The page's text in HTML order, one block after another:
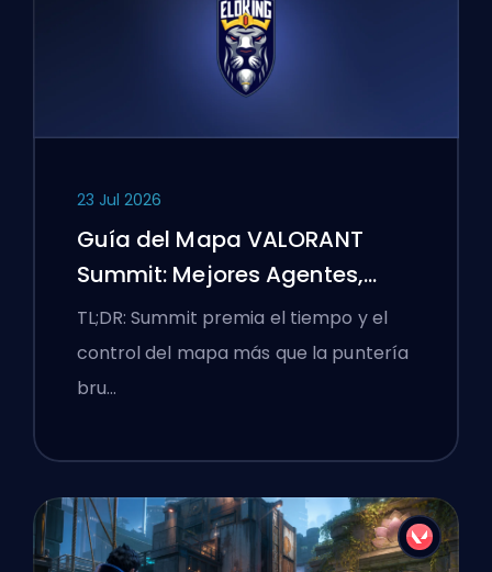
23 Jul 2026
Guía del Mapa VALORANT
Summit: Mejores Agentes,
Llamadas y Humos
TL;DR: Summit premia el tiempo y el
control del mapa más que la puntería
bru…